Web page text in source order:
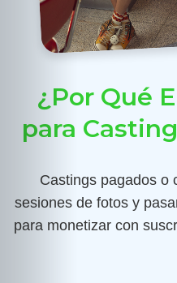
¿Por Qué
para
Castings pagados o
sesiones de fotos y
para monetizar con